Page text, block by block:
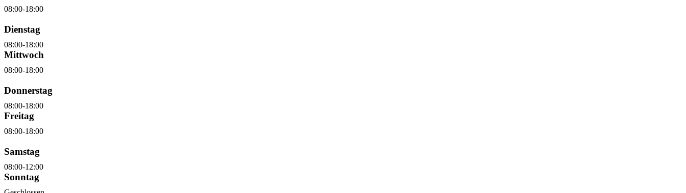
08:00-18:00
Dienstag
08:00-18:00
Mittwoch
08:00-18:00
Donnerstag
08:00-18:00
Freitag
08:00-18:00
Samstag
08:00-12:00
Sonntag